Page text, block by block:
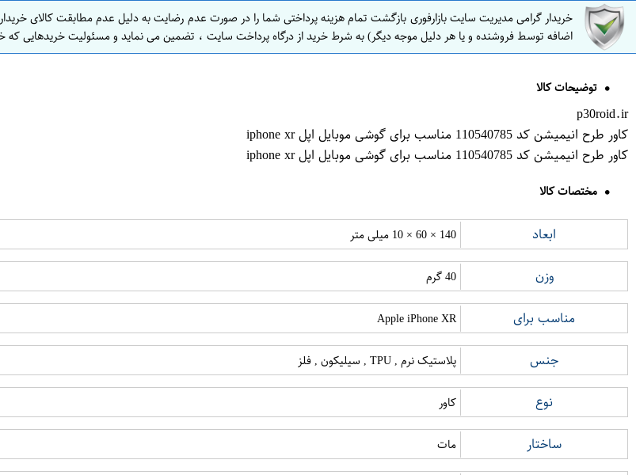
خریدار گرامی مدیریت سایت بازارفوری بازگشت تمام هزینه پرداختی شما را در صورت عدم رضایت به دلیل عدم مطابقت کالای
اضافه توسط فروشنده و یا هر دلیل موجه دیگر) به شرط خرید از درگاه پرداخت سایت ، تضمین می نماید و مسئولیت خریدهایی که
توضیحات کالا
p30roid.ir
کاور طرح انیمیشن کد 110540785 مناسب برای گوشی موبایل اپل iphone xr
کاور طرح انیمیشن کد 110540785 مناسب برای گوشی موبایل اپل iphone xr
مختصات کالا
ابعاد 140 × 60 × 10 میلی متر
وزن 40 گرم
مناسب برای Apple iPhone XR
جنس پلاستیک نرم , TPU , سیلیکون , فلز
نوع کاور
ساختار مات